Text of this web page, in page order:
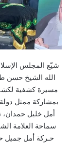
شيّع المجلس
الله الشيخ حسن
مسيرة كشفية
بمشاركة ممثل
أمل خليل حمدان،
سماحة العلامة
حـركة أمل جميل